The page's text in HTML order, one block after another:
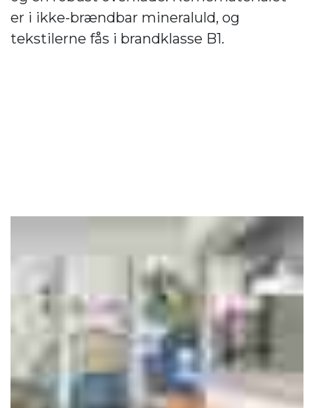
er i ikke-brændbar mineraluld, og
tekstilerne fås i brandklasse B1.